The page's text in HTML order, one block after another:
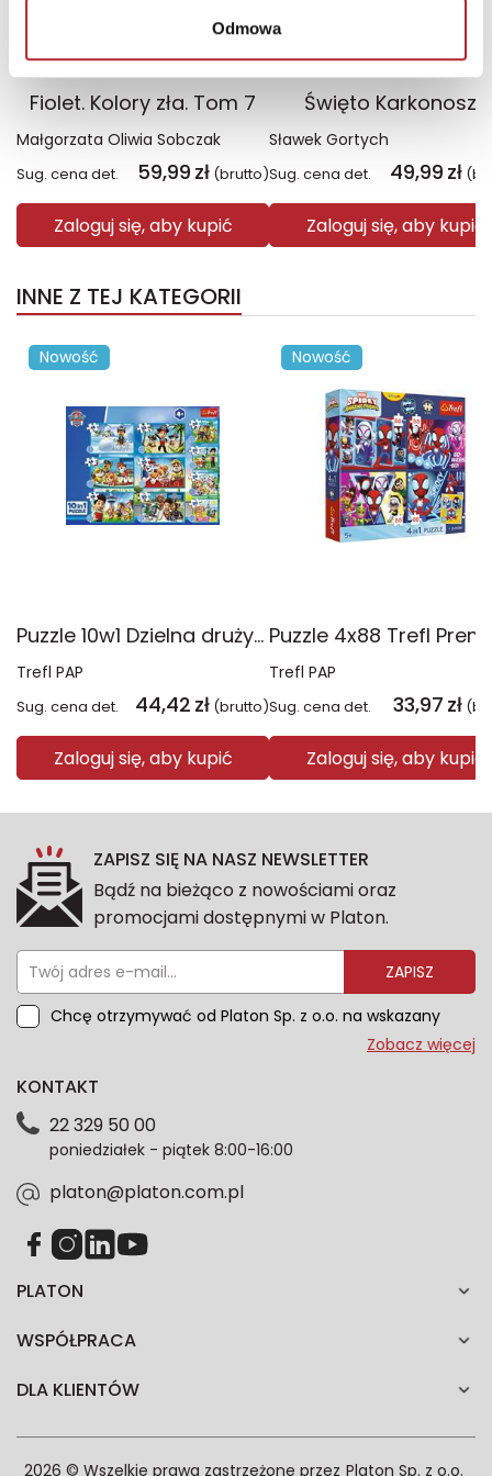
Odmowa
Fiolet. Kolory zła. Tom 7
Małgorzata Oliwia Sobczak
Sug. cena det. 59,99 zł (brutto)
Zaloguj się, aby kupić
Święto Karkonoszy
Sławek Gortych
Sug. cena det. 49,99 zł
Zaloguj się, aby kupić
INNE Z TEJ KATEGORII
Nowość
Puzzle 10w1 Dzielna drużyna Psiego Patrolu 96012
Trefl PAP
Sug. cena det. 44,42 zł (brutto)
Zaloguj się, aby kupić
Nowość
Trefl PAP
Sug. cena det. 33,97 zł
Zaloguj się, aby kupić
ZAPISZ SIĘ NA NASZ NEWSLETTER
Bądź na bieżąco z nowościami oraz
promocjami dostępnymi w Platon.
ZAPISZ
Chcę otrzymywać od Platon Sp. z o.o. na wskazany
przeze mnie adres e-mail informacje marketingowe
dotyczące danych osobowych znajdziesz w naszej
każdym czasie. Wycofanie zgody nie wpłynie na
zgodność z prawem przetwarzania dokonanego przed
Zobacz więcej
PLATON
WSPÓŁPRACA
DLA KLIENTÓW
KONTAKT
22 329 50 00
poniedziałek - piątek 8:00-16:00
platon@platon.com.pl
2026 © Wszelkie prawa zastrzeżone przez Platon Sp. z o.o.